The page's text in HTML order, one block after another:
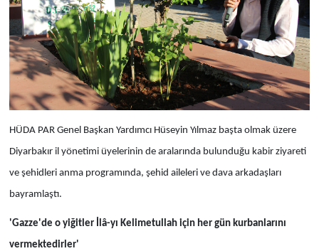
HÜDA PAR Genel Başkan Yardımcı Hüseyin Yılmaz başta olmak üzere
Diyarbakır il yönetimi üyelerinin de aralarında bulunduğu kabir ziyareti
ve şehidleri anma programında, şehid aileleri ve dava arkadaşları
bayramlaştı.
'Gazze'de o yiğitler İlâ-yı Kelimetullah için her gün kurbanlarını
vermektedirler'